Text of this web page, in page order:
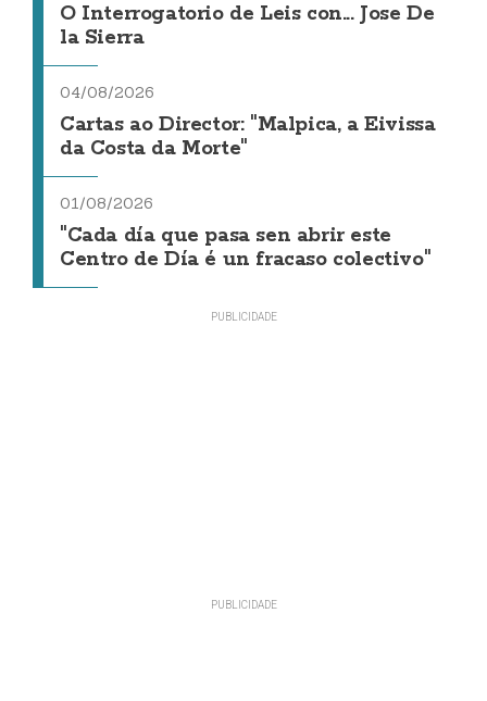
O Interrogatorio de Leis con... Jose De
la Sierra
04/08/2026
Cartas ao Director: "Malpica, a Eivissa
da Costa da Morte"
01/08/2026
"Cada día que pasa sen abrir este
Centro de Día é un fracaso colectivo"